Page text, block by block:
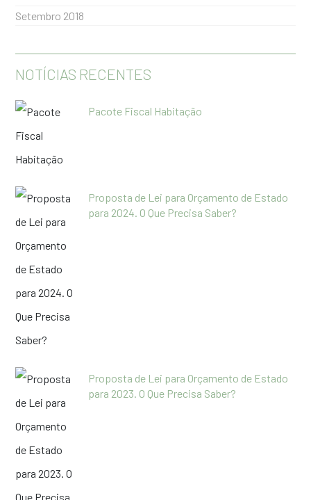
Setembro 2018
NOTÍCIAS RECENTES
Pacote Fiscal Habitação
Proposta de Lei para Orçamento de Estado
para 2024. O Que Precisa Saber?
Proposta de Lei para Orçamento de Estado
para 2023. O Que Precisa Saber?